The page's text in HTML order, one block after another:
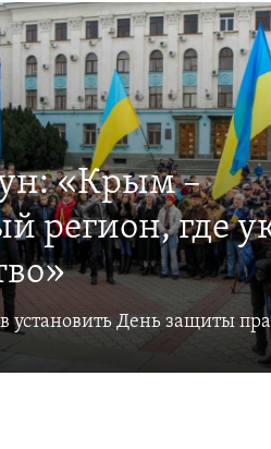
«Крым –
регион, где
установить День защиты